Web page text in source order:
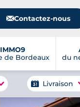
📧Contactez-nous
IMMO9
de Bordeaux
du
Livraison